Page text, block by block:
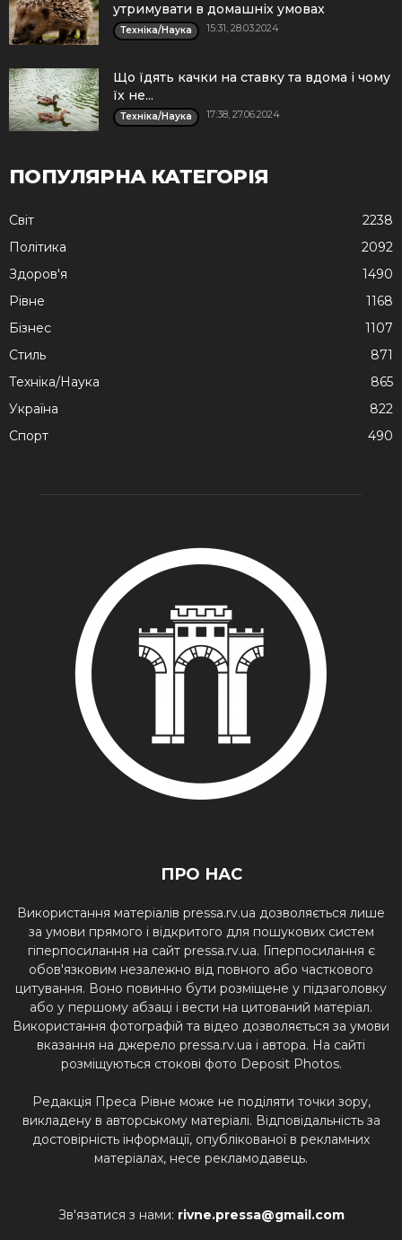
утримувати в домашніх умовах
Техніка/Наука 15:31, 28.03.2024
Що їдять качки на ставку та вдома і чому
їх не...
Техніка/Наука 17:38, 27.06.2024
ПОПУЛЯРНА КАТЕГОРІЯ
Cвіт
2238
Політика
2092
Здоров'я
1490
Рівне
1168
Бізнес
1107
Стиль
871
Техніка/Наука
865
Україна
822
Спорт
490
ПРО НАС
Використання матеріалів pressa.rv.ua дозволяється лише
за умови прямого і відкритого для пошукових систем
гіперпосилання на сайт pressa.rv.ua. Гіперпосилання є
обов'язковим незалежно від повного або часткового
цитування. Воно повинно бути розміщене у підзаголовку
або у першому абзаці і вести на цитований матеріал.
Використання фотографій та відео дозволяється за умови
вказання на джерело pressa.rv.ua і автора. На сайті
розміщуються стокові фото Deposit Photos.
Редакція Преса Рівне може не поділяти точки зору,
викладену в авторському матеріалі. Відповідальність за
достовірність інформації, опублікованої в рекламних
матеріалах, несе рекламодавець.
Зв'язатися з нами: rivne.pressa@gmail.com